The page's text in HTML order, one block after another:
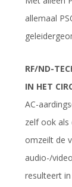
allemaal
RF/ND-
IN HET
AC-
zelf ook als
omzeilt de
audio-/
resulteert